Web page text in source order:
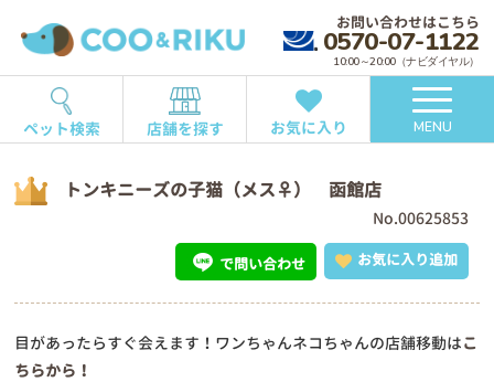
お問い合わせはこちら
0570-07-1122
10:00～20:00（ナビダイヤル）
ペット検索 店舗を探す お気に入り MENU
トンキニーズの子猫（メス♀） 函館店
No.00625853
お気に入り追加
で問い合わせ
目があったらすぐ会えます！ワンちゃんネコちゃんの店舗移動はこ
ちらから！